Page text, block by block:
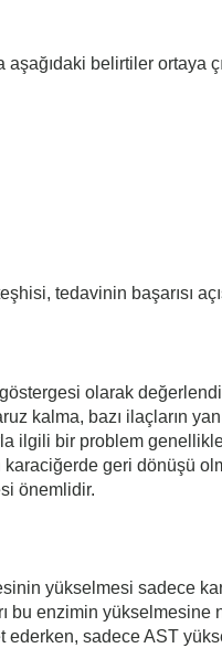
belirtiler ortaya
tedavinin başarısı
olarak
kalma, bazı ilaçların
ilgili bir problem
geri dönüşü
önemlidir.
yükselmesi sadece
bu enzimin
sadece AST